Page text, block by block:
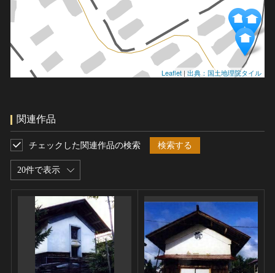
Leaflet | 出典：国土地理院タイル
関連作品
20件で表示
チェックした関連作品の検索 検索する